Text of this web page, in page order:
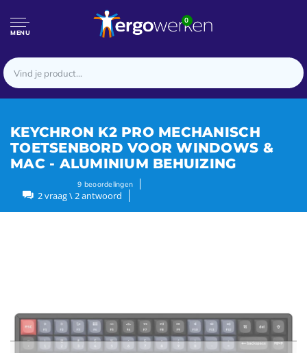
MENU
0
KEYCHRON K2 PRO MECHANISCH
TOETSENBORD VOOR WINDOWS &
MAC - ALUMINIUM BEHUIZING
9 beoordelingen
2 vraag \ 2 antwoord